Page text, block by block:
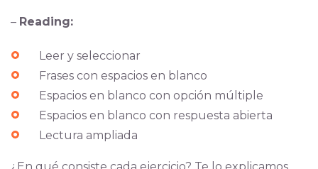
– Reading:
Leer y seleccionar
Frases con espacios en blanco
Espacios en blanco con opción múltiple
Espacios en blanco con respuesta abierta
Lectura ampliada